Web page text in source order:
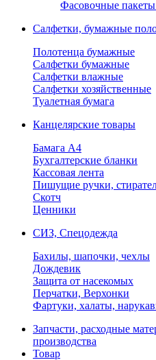
Фасовочные
Салфетки, бумажные
Полотенца бумажные
Салфетки бумажные
Салфетки влажные
Салфетки хозяйственные
Туалетная бумага
Канцелярские товары
Бамага А4
Бухгалтерские бланки
Кассовая лента
Пишущие ручки,
Скотч
Ценники
СИЗ, Спецодежда
Бахилы, шапочки, чехлы
Дождевик
Защита от насекомых
Перчатки, Верхонки
Фартуки, халаты,
Запчасти, расходные
производства
Товар